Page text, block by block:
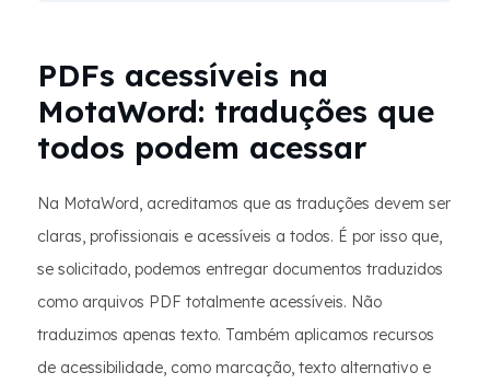
PDFs acessíveis na
MotaWord: traduções que
todos podem acessar
Na MotaWord, acreditamos que as traduções devem ser
claras, profissionais e acessíveis a todos. É por isso que,
se solicitado, podemos entregar documentos traduzidos
como arquivos PDF totalmente acessíveis. Não
traduzimos apenas texto. Também aplicamos recursos
de acessibilidade, como marcação, texto alternativo e